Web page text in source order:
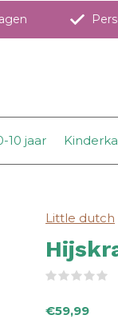
10 jaar
Little dutch
€59,99